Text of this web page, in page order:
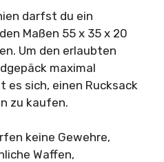
darfst du ein
Maßen 55 x 35 x 20
Um den erlaubten
maximal
es sich, einen Rucksack
zu kaufen.
keine Gewehre,
Waffen,